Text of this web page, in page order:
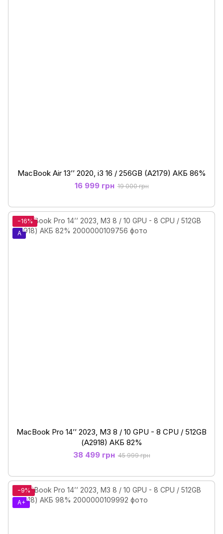
MacBook Air 13’’ 2020, i3 16 / 256GB (A2179) АКБ 86%
16 999 грн 19 000 грн
−16%
A
MacBook Pro 14’’ 2023, M3 8 / 10 GPU - 8 CPU / 512GB
(А2918) АКБ 82%
38 499 грн 45 999 грн
−9%
A+